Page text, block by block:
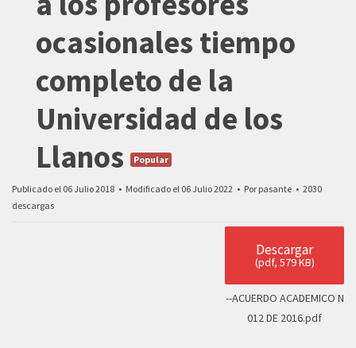
ocasionales tiempo
completo de la
Universidad de los
Llanos
Popular
Publicado el 06 Julio 2018 Modificado el 06 Julio 2022 Por pasante
2030
descargas
Descargar
(pdf, 579 KB)
--ACUERDO ACADEMICO N
012 DE 2016.pdf